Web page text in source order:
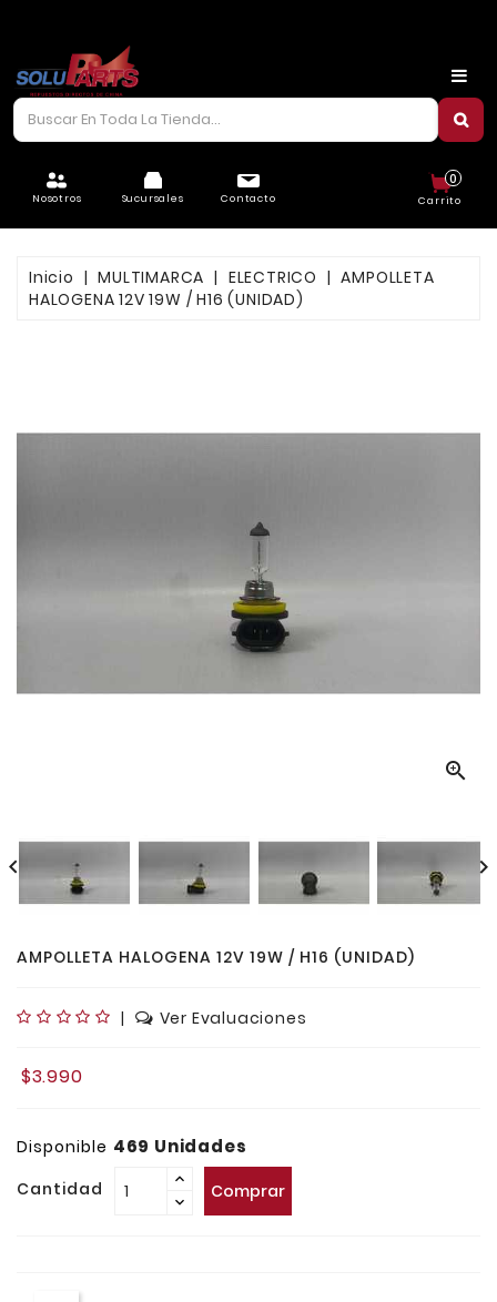
Nosotros Sucursales Contacto Carrito
0
CARROCERÍA
ELÉCTRICO
FRENOS
Inicio MULTIMARCA ELECTRICO
AMPOLLETA
HALOGENA 12V 19W / H16 (UNIDAD)

 
AMPOLLETA HALOGENA 12V 19W / H16 (UNIDAD)
| Ver Evaluaciones
$3.990
Disponible 469 Unidades
Cantidad Comprar